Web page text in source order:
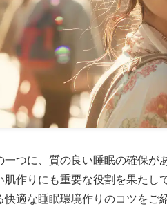
つに、質の良い睡眠の確保が
作りにも重要な役割を果たし
適な睡眠環境作りのコツを